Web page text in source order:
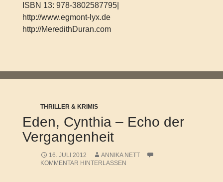
ISBN 13: 978-3802587795|
http://www.egmont-lyx.de
http://MeredithDuran.com
THRILLER & KRIMIS
Eden, Cynthia – Echo der
Vergangenheit
16. JULI 2012
ANNIKA NETT
KOMMENTAR HINTERLASSEN